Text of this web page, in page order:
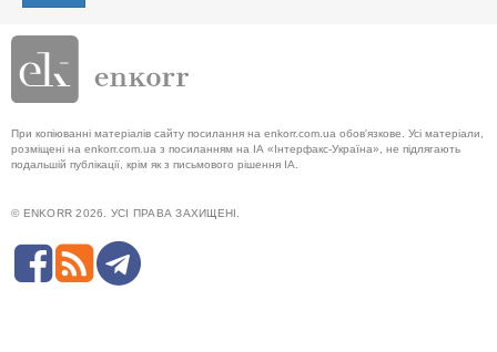
При копіюванні матеріалів сайту посилання на enkorr.com.ua обов'язкове. Усі матеріали,
розміщені на enkorr.com.ua з посиланням на ІА «Інтерфакс-Україна», не підлягають
подальшій публікації, крім як з письмового рішення ІА.
© ENKORR 2026. УСІ ПРАВА ЗАХИЩЕНІ.